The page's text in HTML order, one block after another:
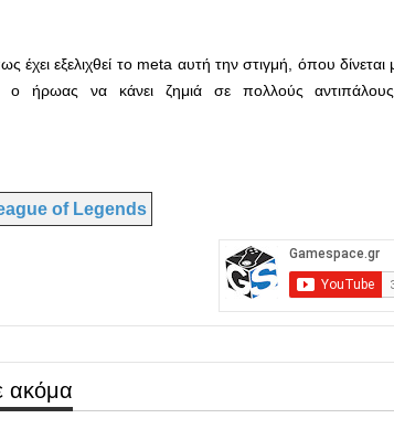
έχει εξελιχθεί το meta αυτή την στιγμή, όπου
ήρωας να κάνει ζημιά σε πολλούς
of Legends
ακόμα